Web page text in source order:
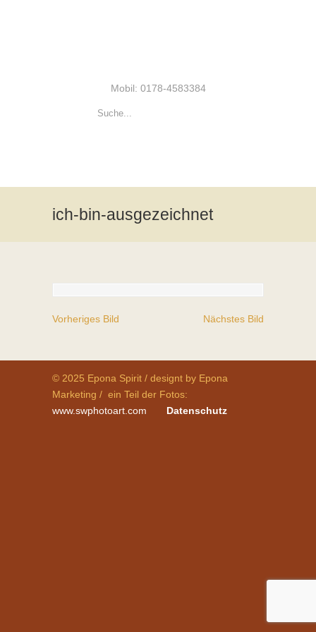
Mobil: 0178-4583384
ich-bin-ausgezeichnet
Vorheriges Bild Nächstes Bild
© 2025 Epona Spirit / designt by Epona
Marketing / ein Teil der Fotos:
www.swphotoart.com
Datenschutz